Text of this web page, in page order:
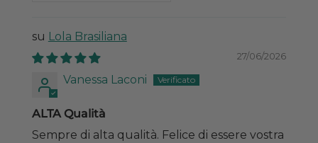
Lola Brasiliana
27/06/2026
Vanessa Laconi
ALTA Qualità
Sempre di alta qualità. Felice di essere vostra